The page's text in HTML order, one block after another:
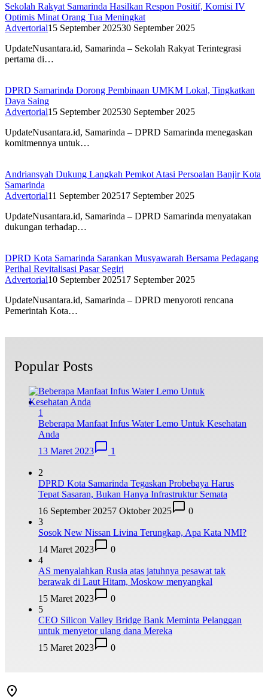
Sekolah Rakyat Samarinda Hasilkan Respon Positif, Komisi IV
Optimis Minat Orang Tua Meningkat
Advertorial15 September 202530 September 2025
UpdateNusantara.id, Samarinda – Sekolah Rakyat Terintegrasi
pertama di…
DPRD Samarinda Dorong Pembinaan UMKM Lokal, Tingkatkan
Daya Saing
Advertorial15 September 202530 September 2025
UpdateNusantara.id, Samarinda – DPRD Samarinda menegaskan
komitmennya untuk…
Andriansyah Dukung Langkah Pemkot Atasi Persoalan Banjir Kota
Samarinda
Advertorial11 September 202517 September 2025
UpdateNusantara.id, Samarinda – DPRD Samarinda menyatakan
dukungan terhadap…
DPRD Kota Samarinda Sarankan Musyawarah Bersama Pedagang
Perihal Revitalisasi Pasar Segiri
Advertorial10 September 202517 September 2025
UpdateNusantara.id, Samarinda – DPRD menyoroti rencana
Pemerintah Kota…
Popular Posts
1
Beberapa Manfaat Infus Water Lemo Untuk Kesehatan
Anda
13 Maret 2023
1
2
DPRD Kota Samarinda Tegaskan Probebaya Harus
Tepat Sasaran, Bukan Hanya Infrastruktur Semata
16 September 20257 Oktober 2025
0
3
Sosok New Nissan Livina Terungkap, Apa Kata NMI?
14 Maret 2023
0
4
AS menyalahkan Rusia atas jatuhnya pesawat tak
berawak di Laut Hitam, Moskow menyangkal
15 Maret 2023
0
5
CEO Silicon Valley Bridge Bank Meminta Pelanggan
untuk menyetor ulang dana Mereka
15 Maret 2023
0